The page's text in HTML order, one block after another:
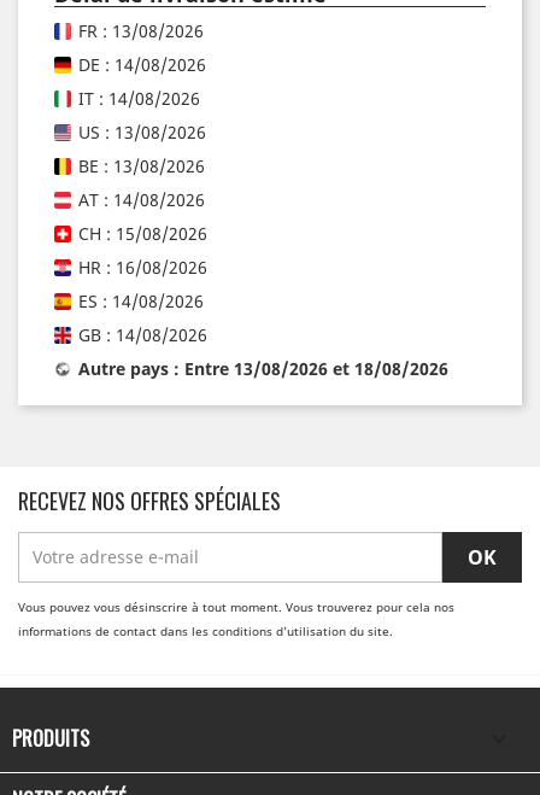
FR : 13/08/2026
DE : 14/08/2026
IT : 14/08/2026
US : 13/08/2026
BE : 13/08/2026
AT : 14/08/2026
CH : 15/08/2026
HR : 16/08/2026
ES : 14/08/2026
GB : 14/08/2026
Autre pays : Entre 13/08/2026 et 18/08/2026
RECEVEZ NOS OFFRES SPÉCIALES
Vous pouvez vous désinscrire à tout moment. Vous trouverez pour cela nos
informations de contact dans les conditions d'utilisation du site.
PRODUITS